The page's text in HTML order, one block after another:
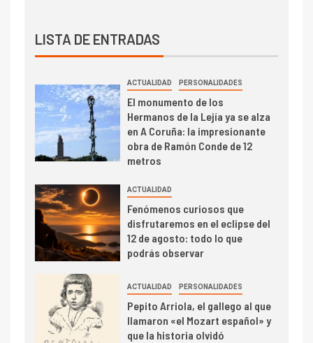
LISTA DE ENTRADAS
ACTUALIDAD PERSONALIDADES
El monumento de los
Hermanos de la Lejía ya se alza
en A Coruña: la impresionante
obra de Ramón Conde de 12
metros
ACTUALIDAD
Fenómenos curiosos que
disfrutaremos en el eclipse del
12 de agosto: todo lo que
podrás observar
ACTUALIDAD PERSONALIDADES
Pepito Arriola, el gallego al que
llamaron «el Mozart español» y
que la historia olvidó